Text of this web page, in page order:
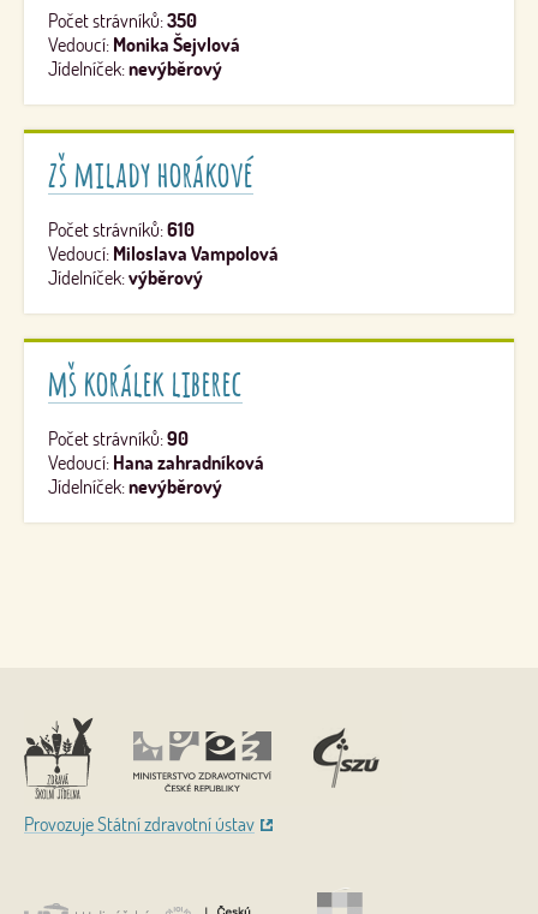
Počet strávníků:350
Vedoucí: Monika Šejvlová
Jídelníček:nevýběrový
zš milady horákové
Počet strávníků:610
Vedoucí: Miloslava Vampolová
Jídelníček:výběrový
mš korálek liberec
Počet strávníků:90
Vedoucí: Hana zahradníková
Jídelníček:nevýběrový
Provozuje Státní zdravotní ústav